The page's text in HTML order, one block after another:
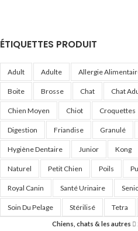
ÉTIQUETTES PRODUIT
Adult Adulte Allergie
Boite Brosse Chat Chat
Chien Moyen Chiot Croquettes
Digestion Friandise Granulé
Hygiène Dentaire Junior Kong
Naturel Petit Chien Poils
Royal Canin Santé Urinaire
Soin Du Pelage Stérilisé Tetra
Chiens, chats & les autres